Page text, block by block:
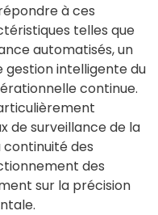
à ces
telles que
automatisés, un
intelligente du
continue.
de surveillance de la
continuité des
des
sur la précision